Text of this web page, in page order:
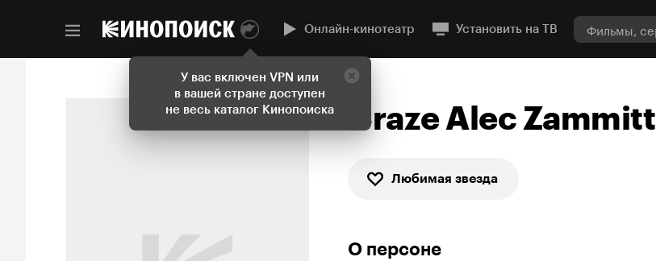
У вас включен VPN или
в вашей стране доступен
не весь каталог Кинопоиска
Онлайн-кинотеатр Установить на ТВ
Craze Alec Zammitt
Любимая звезда
О персоне